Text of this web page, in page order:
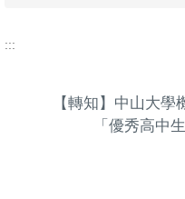
:::
【轉知】中山大
「優秀高中